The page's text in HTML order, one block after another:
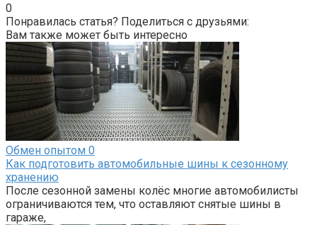
0
Понравилась статья? Поделиться с друзьями:
Вам также может быть интересно
Обмен опытом 0
Как подготовить автомобильные шины к сезонному
хранению
После сезонной замены колёс многие автомобилисты
ограничиваются тем, что оставляют снятые шины в
гараже,